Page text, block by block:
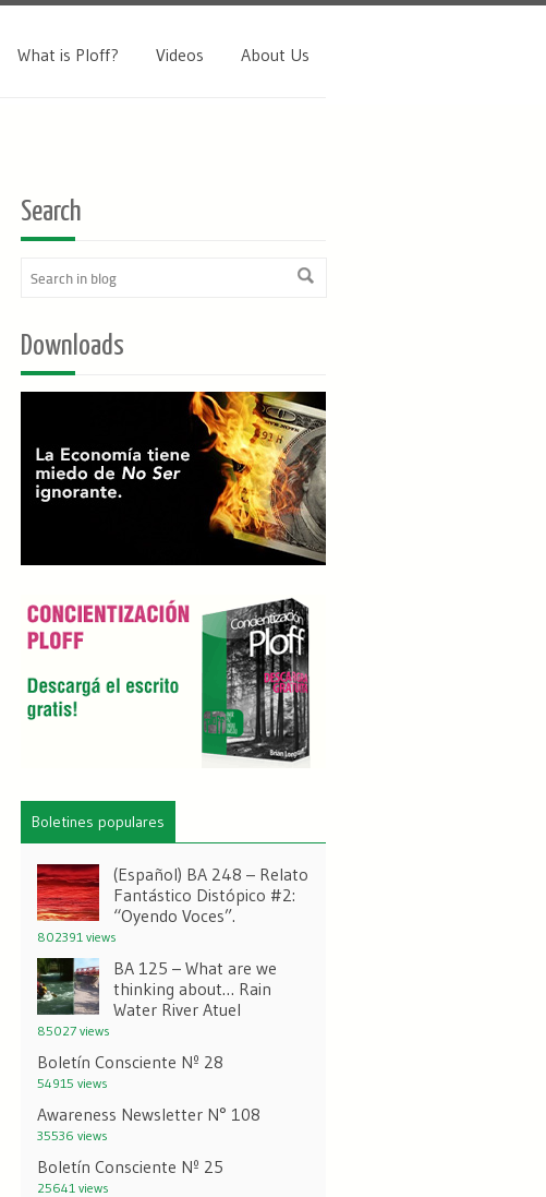
What is Ploff? Videos About Us
Search
Downloads
Boletines populares
(Español) BA 248 – Relato
Fantástico Distópico #2:
“Oyendo Voces”.
802391 views
BA 125 – What are we
thinking about… Rain
Water River Atuel
85027 views
Boletín Consciente Nº 28
54915 views
Awareness Newsletter N° 108
35536 views
Boletín Consciente Nº 25
25641 views